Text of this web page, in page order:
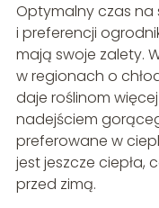
Optymalny czas na
i preferencji
mają swoje zalety.
w regionach o
daje roślinom
nadejściem
preferowane w
jest jeszcze ciepła,
przed zimą.